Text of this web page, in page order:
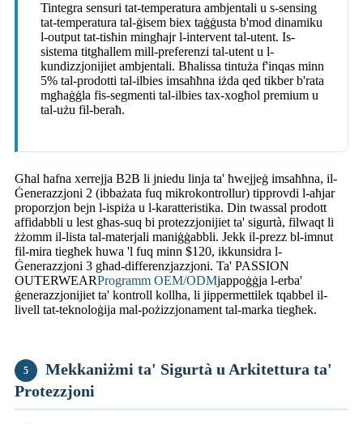
Tintegra sensuri tat-temperatura ambjentali u s-sensing
tat-temperatura tal-ġisem biex taġġusta b'mod dinamiku
l-output tat-tisħin mingħajr l-intervent tal-utent. Is-
sistema titgħallem mill-preferenzi tal-utent u l-
kundizzjonijiet ambjentali. Bħalissa tintuża f'inqas minn
5% tal-prodotti tal-ilbies imsaħħna iżda qed tikber b'rata
mgħaġġla fis-segmenti tal-ilbies tax-xogħol premium u
tal-użu fil-beraħ.
Għal ħafna xerrejja B2B li jniedu linja ta' ħwejjeġ imsaħħna, il-
Ġenerazzjoni 2 (ibbażata fuq mikrokontrollur) tipprovdi l-aħjar
proporzjon bejn l-ispiża u l-karatteristika. Din twassal prodott
affidabbli u lest għas-suq bi protezzjonijiet ta' sigurtà, filwaqt li
żżomm il-lista tal-materjali maniġġabbli. Jekk il-prezz bl-imnut
fil-mira tiegħek huwa 'l fuq minn $120, ikkunsidra l-
Ġenerazzjoni 3 għad-differenzjazzjoni. Ta' PASSION
OUTERWEARProgramm OEM/ODMjappoġġja l-erba'
ġenerazzjonijiet ta' kontroll kollha, li jippermettilek tqabbel il-
livell tat-teknoloġija mal-pożizzjonament tal-marka tiegħek.
5
Mekkaniżmi ta' Sigurtà u Arkitettura ta'
Protezzjoni